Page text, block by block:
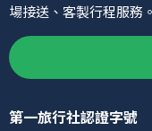
場接送、客製行程服務
第一旅行社認證字號